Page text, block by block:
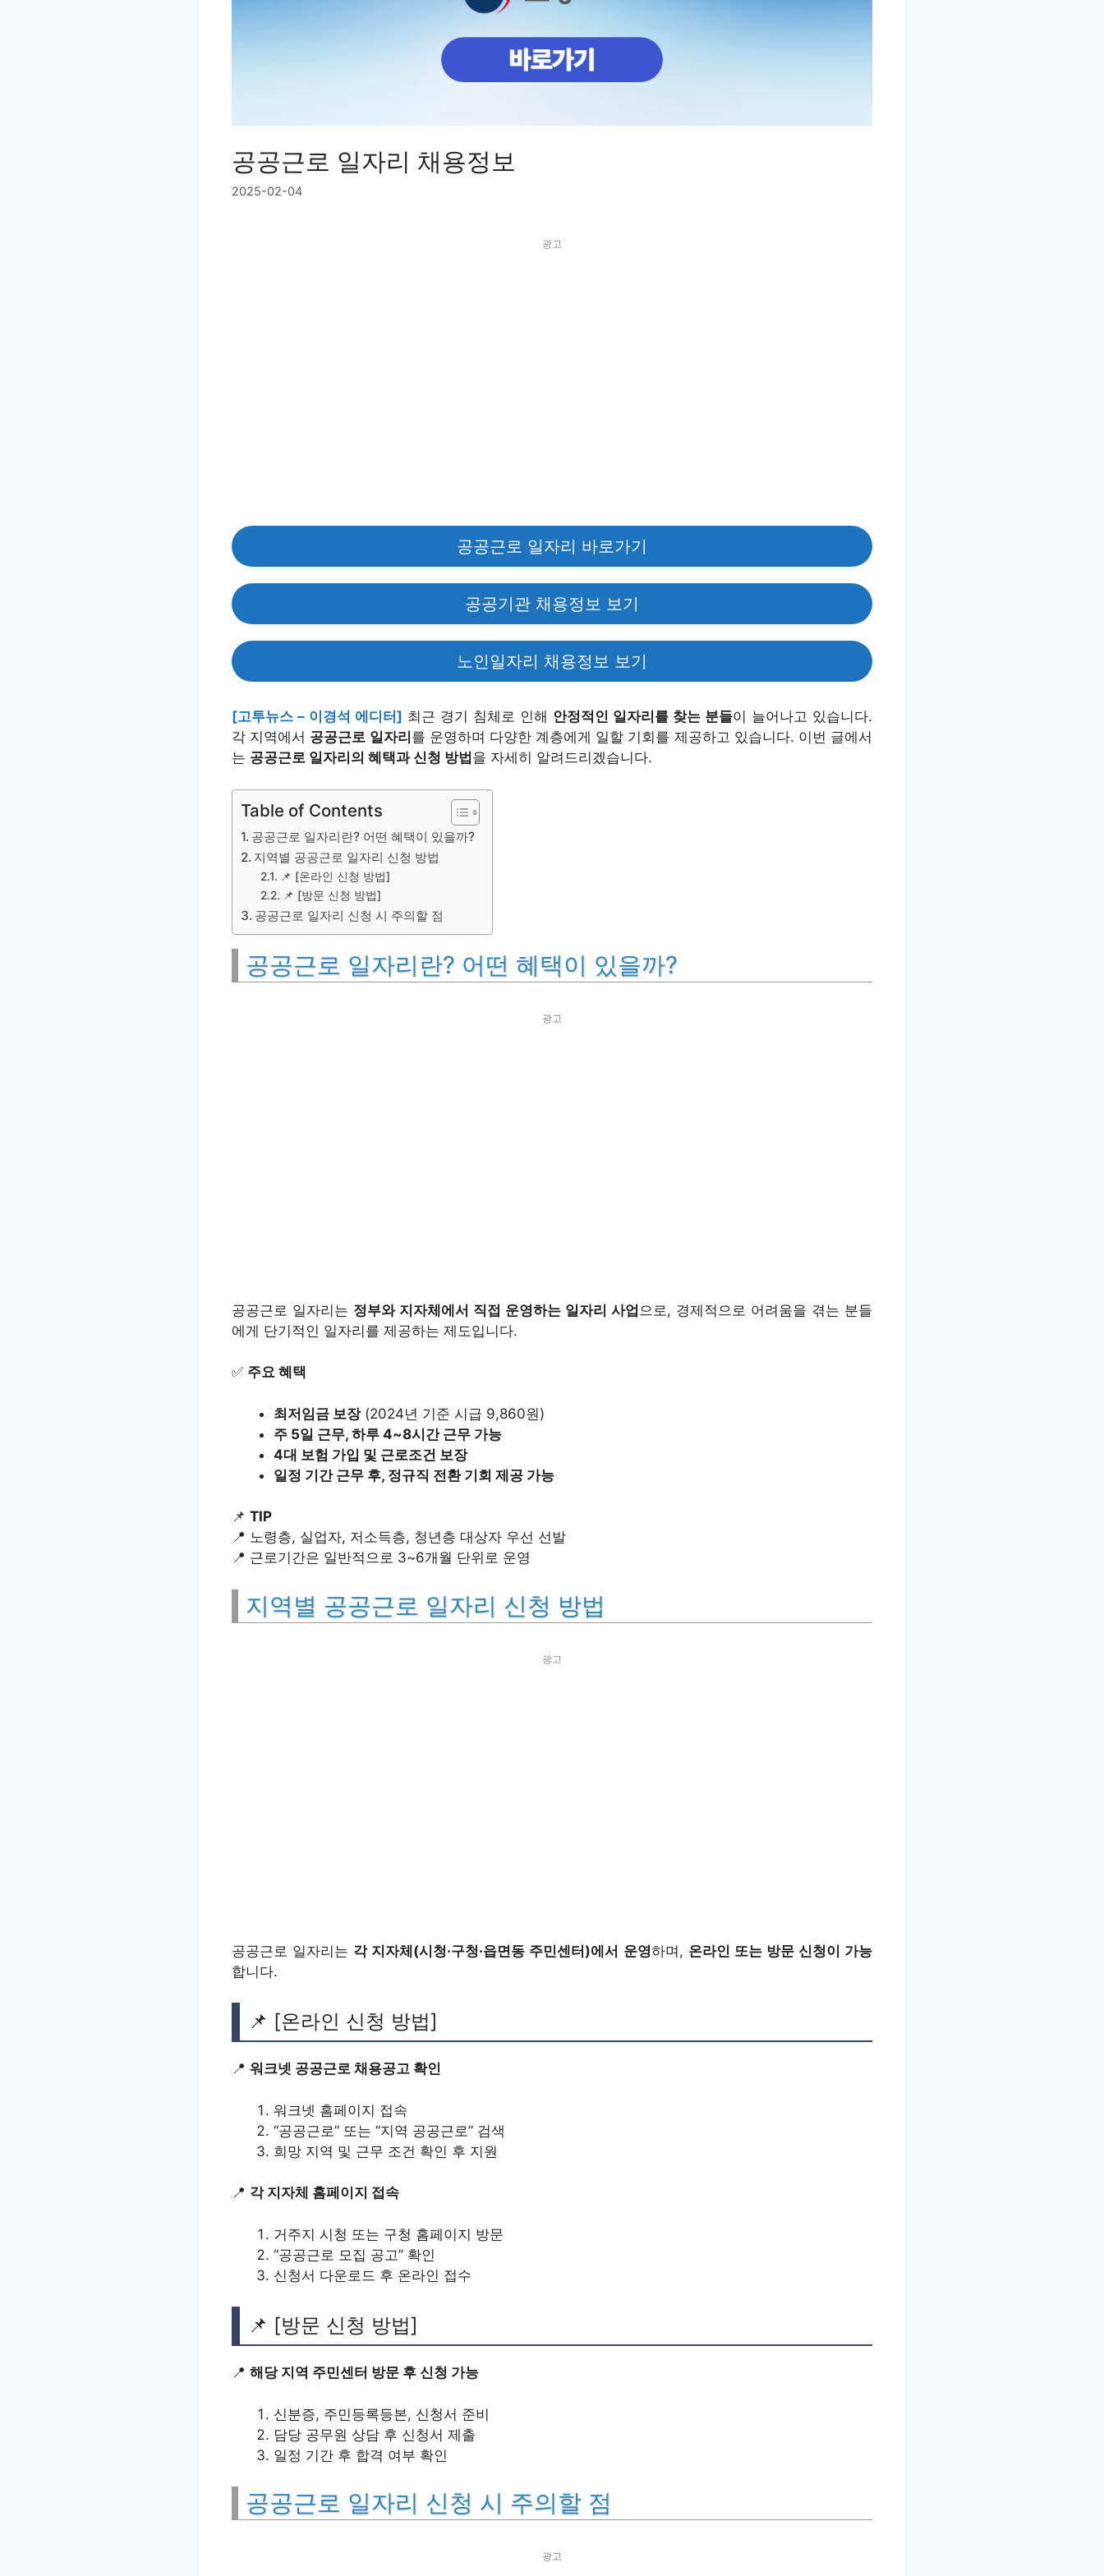
공공근로 일자리 채용정보
2025-02-04
광고
공공근로 일자리 바로가기
공공기관 채용정보 보기
노인일자리 채용정보 보기
[고투뉴스 – 이경석 에디터] 최근 경기 침체로 인해 안정적인 일자리를 찾는 분들이 늘어나고 있습니다.
각 지역에서 공공근로 일자리 를 운영하며 다양한 계층에게 일할 기회를 제공하고 있습니다. 이번 글에서
는 공공근로 일자리의 혜택과 신청 방법 을 자세히 알려드리겠습니다.
Table of Contents
공공근로 일자리란? 어떤 혜택이 있을까?
지역별 공공근로 일자리 신청 방법
📌 [온라인 신청 방법]
📌 [방문 신청 방법]
공공근로 일자리 신청 시 주의할 점
공공근로 일자리란? 어떤 혜택이 있을까?
광고
공공근로 일자리는 정부와 지자체에서 직접 운영하는 일자리 사업 으로, 경제적으로 어려움을 겪는 분들
에게 단기적인 일자리를 제공하는 제도입니다.
✅ 주요 혜택
최저임금 보장(2024년 기준 시급 9,860원)
주 5일 근무, 하루 4~8시간 근무 가능
4대 보험 가입 및 근로조건 보장
일정 기간 근무 후, 정규직 전환 기회 제공 가능
📌 TIP
📍 노령층, 실업자, 저소득층, 청년층 대상자 우선 선발
📍 근로기간은 일반적으로 3~6개월 단위로 운영
지역별 공공근로 일자리 신청 방법
광고
공공근로 일자리는 각 지자체(시청·구청·읍면동 주민센터)에서 운영하며, 온라인 또는 방문 신청이 가능
합니다.
📌 [온라인 신청 방법]
📍 워크넷 공공근로 채용공고 확인
워크넷 홈페이지 접속
“공공근로” 또는 “지역 공공근로” 검색
희망 지역 및 근무 조건 확인 후 지원
📍 각 지자체 홈페이지 접속
거주지 시청 또는 구청 홈페이지 방문
“공공근로 모집 공고” 확인
신청서 다운로드 후 온라인 접수
📌 [방문 신청 방법]
📍 해당 지역 주민센터 방문 후 신청 가능
신분증, 주민등록등본, 신청서 준비
담당 공무원 상담 후 신청서 제출
일정 기간 후 합격 여부 확인
공공근로 일자리 신청 시 주의할 점
광고